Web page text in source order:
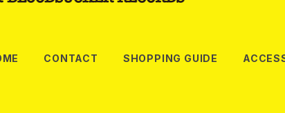
CONTACT SHOPPING GUIDE